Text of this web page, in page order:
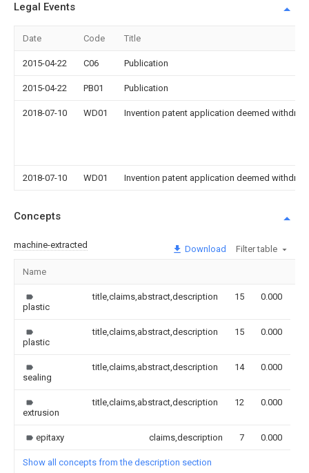
Legal Events
Date Code Title
2015-04-22 C06 Publication
2015-04-22 PB01 Publication
2018-07-10 WD01 Invention patent application deemed
2018-07-10 WD01 Invention patent application deemed
Concepts
machine-extracted Download Filter table
Name
plastic
title,claims,abstract,description 15 0.000
plastic
title,claims,abstract,description 15 0.000
sealing
title,claims,abstract,description 14 0.000
extrusion
title,claims,abstract,description 12 0.000
epitaxy claims,description 7 0.000
Show all concepts from the description section